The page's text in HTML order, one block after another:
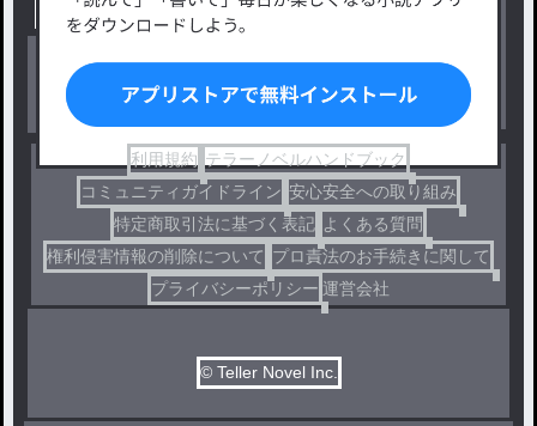
出版・メディアミックス作品
ホラー・ミステリー
コメディ
利用規約 テラーノベルハンドブック
コミュニティガイドライン 安心安全への取り組み
特定商取引法に基づく表記 よくある質問
権利侵害情報の削除について プロ責法のお手続きに関して
プライバシーポリシー 運営会社
© Teller Novel Inc.